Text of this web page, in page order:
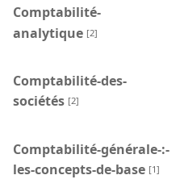
Comptabilité-
analytique [2]
Comptabilité-des-
sociétés [2]
Comptabilité-générale-:-
les-concepts-de-base [1]